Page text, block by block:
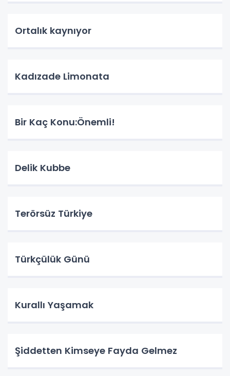
Ortalık kaynıyor
Kadızade Limonata
Bir Kaç Konu:Önemli!
Delik Kubbe
Terörsüz Türkiye
Türkçülük Günü
Kurallı Yaşamak
Şiddetten Kimseye Fayda Gelmez